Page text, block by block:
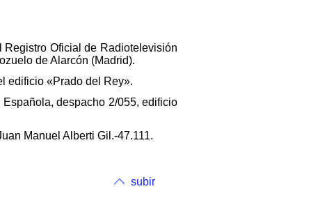
Registro Oficial de Radiotelevisión
de Alarcón (Madrid).
edificio «Prado del Rey».
despacho 2/055, edificio
Manuel Alberti Gil.-47.111.
subir